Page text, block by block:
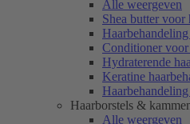
Alle weergeven
Shea butter voor
Conditioner
Hydraterende
Keratine
Haarborstels &
Alle weergeven